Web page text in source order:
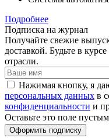
Подробнее
Подписка на журнал
Получайте свежие
доставкой. Будьте в
отрасли.
Нажимая кнопку, я
персональных данных в
конфиденциальности и
Оставьте это поле пустым
Оформить подписку